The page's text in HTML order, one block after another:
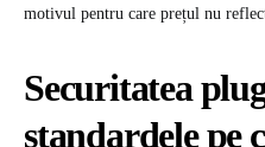
motivul pentru care prețul nu
Securitatea
standardele pe